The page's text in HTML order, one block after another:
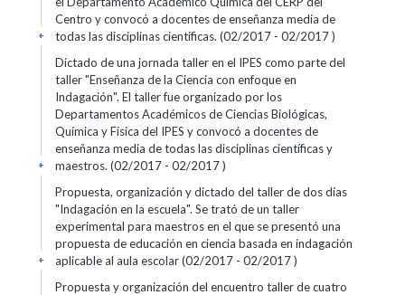
Centro y convocó a docentes de enseñanza media de
todas las disciplinas científicas. (02/2017 - 02/2017 )
+
Dictado de una jornada taller en el IPES como parte del
taller "Enseñanza de la Ciencia con enfoque en
Indagación". El taller fue organizado por los
Departamentos Académicos de Ciencias Biológicas,
Química y Física del IPES y convocó a docentes de
enseñanza media de todas las disciplinas científicas y
maestros. (02/2017 - 02/2017 )
+
Propuesta, organización y dictado del taller de dos días
"Indagación en la escuela". Se trató de un taller
experimental para maestros en el que se presentó una
propuesta de educación en ciencia basada en indagación
aplicable al aula escolar (02/2017 - 02/2017 )
+
Propuesta y organización del encuentro taller de cuatro